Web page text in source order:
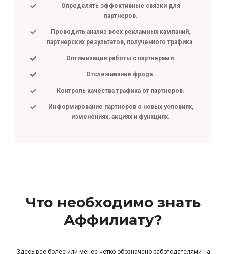
Определять эффективные связки для
партнеров.
Проводить анализ всех рекламных кампаний,
партнерских результатов, полученного трафика.
Оптимизация работы с партнерами.
Отслеживание фрода.
Контроль качества трафика от партнеров.
Информирование партнеров о новых условиях,
изменениях, акциях и функциях.
Что необходимо знать
Аффилиату?
Здесь все более или менее четко обозначено работодателями на